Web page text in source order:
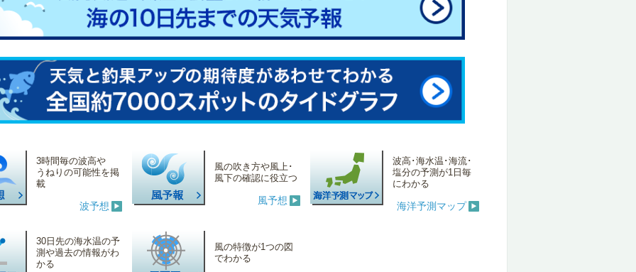
3時間毎の波高や
うねりの可能性を掲
載
波予想
風の吹き方や風上･
風下の確認に役立つ
風予想
波高･海水温･海流･
塩分の予測が1日毎
にわかる
海洋予測マップ
30日先の海水温の予
測や過去の情報がわ
かる
風の特徴が1つの図
でわかる